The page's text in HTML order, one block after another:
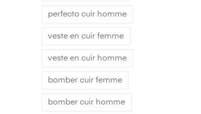
perfecto cuir homme
veste en cuir femme
veste en cuir homme
bomber cuir femme
bomber cuir homme